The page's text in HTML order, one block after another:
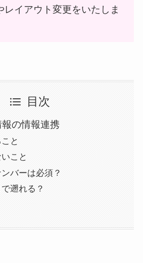
レイアウト変更をいたしま
目次
報の情報連携
と
こと
バーは必須？
遡れる？